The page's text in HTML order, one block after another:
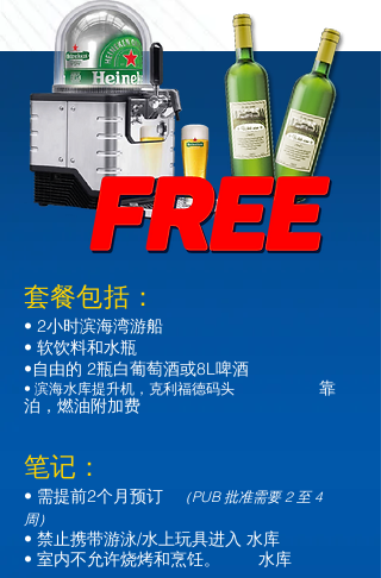
套餐包括：
• 2小时滨海湾游船
• 软饮料和水瓶
•自由的 2瓶白葡萄酒或8L啤酒
• 滨海水库提升机，克利福德码头
靠
泊， 燃油附加费
笔记：
• 需提前2个月预订 （PUB 批准需要 2 至 4
周）
• 禁止携带游泳/水上玩具进入 水库
• 室内不允许烧烤和烹饪。 水库